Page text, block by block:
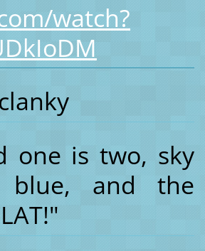
watch?
one is two, sky
and the